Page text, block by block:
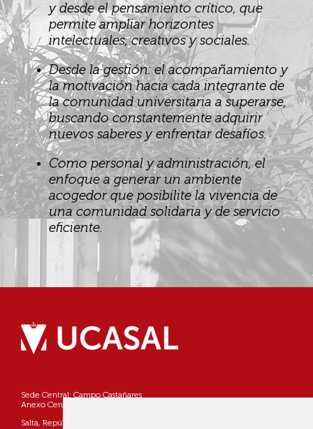
y desde el pensamiento crítico, que
permite ampliar horizontes
intelectuales, creativos y sociales.
Desde la gestión: el acompañamiento y
la motivación hacia cada integrante de
la comunidad universitaria a superarse,
buscando constantemente adquirir
nuevos saberes y enfrentar desafíos.
Como personal y administración, el
enfoque a generar un ambiente
acogedor que posibilite la vivencia de
una comunidad solidaria y de servicio
eficiente.
Sede Central: Campo Castañares
Anexo Centro: Pellegrini 790
Salta, República Argentina